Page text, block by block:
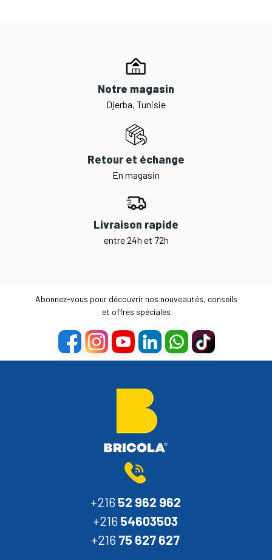
Notre magasin
Djerba, Tunisie
Retour et échange
En magasin
Livraison rapide
entre 24h et 72h
Abonnez-vous pour découvrir nos nouveautés, conseils
et offres spéciales
+216 52 962 962
+216 54603503
+216 75 627 627